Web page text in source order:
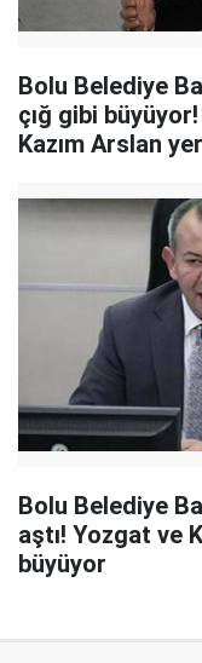
Bolu Belediye
çığ gibi
Kazım Arslan
Bolu Belediye
aştı! Yozgat ve
büyüyor